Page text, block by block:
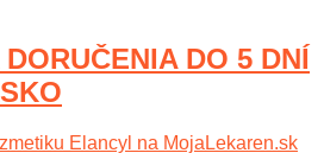
DO 5 DNÍ